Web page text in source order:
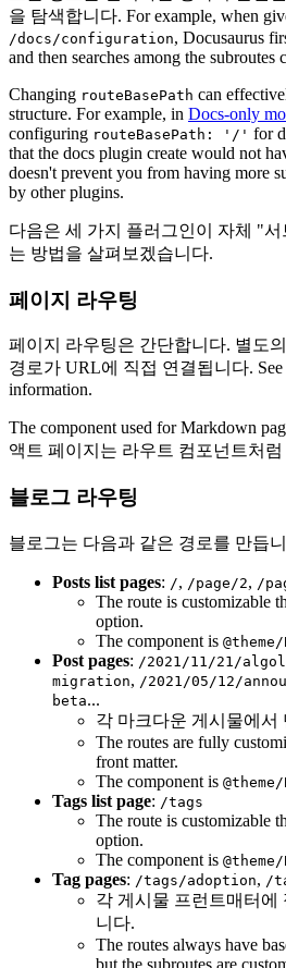
을 탐색합니다. For example, when
/docs/configuration, Docusaurus
and then searches among the subroutes
Changing routeBasePath can
structure. For example, in Docs-only
configuring routeBasePath: '/' for
that the docs plugin create would not
doesn't prevent you from having more
by other plugins.
다음은 세 가지 플러그인이 자체 "
는 방법을 살펴보겠습니다.
페이지 라우팅
페이지 라우팅은 간단합니다. 별도
경로가 URL에 직접 연결됩니다. See
information.
The component used for Markdown
액트 페이지는 라우트 컴포넌트처
블로그 라우팅
블로그는 다음과 같은 경로를 만듭
Posts list pages: /, /page/2, /
The route is customizable
option.
The component is
Post pages: /2021/11/21/
migration, /2021/05/12/
beta...
각 마크다운 게시물에서
The routes are fully
front matter.
The component is
Tags list page: /tags
The route is customizable
option.
The component is
Tag pages: /tags/adoption, /
각 게시물 프런트매터에
니다.
The routes always have
but the subroutes are